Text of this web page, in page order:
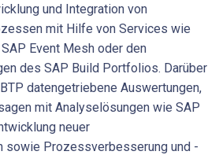
und Integration von
mit Hilfe von Services wie
Event Mesh oder den
des SAP Build Portfolios. Darüber
datengetriebene Auswertungen,
mit Analyselösungen wie SAP
neuer
sowie Prozessverbesserung und -